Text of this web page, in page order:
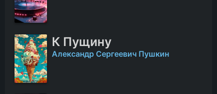
К Пущину
Александр Сергеевич Пушкин